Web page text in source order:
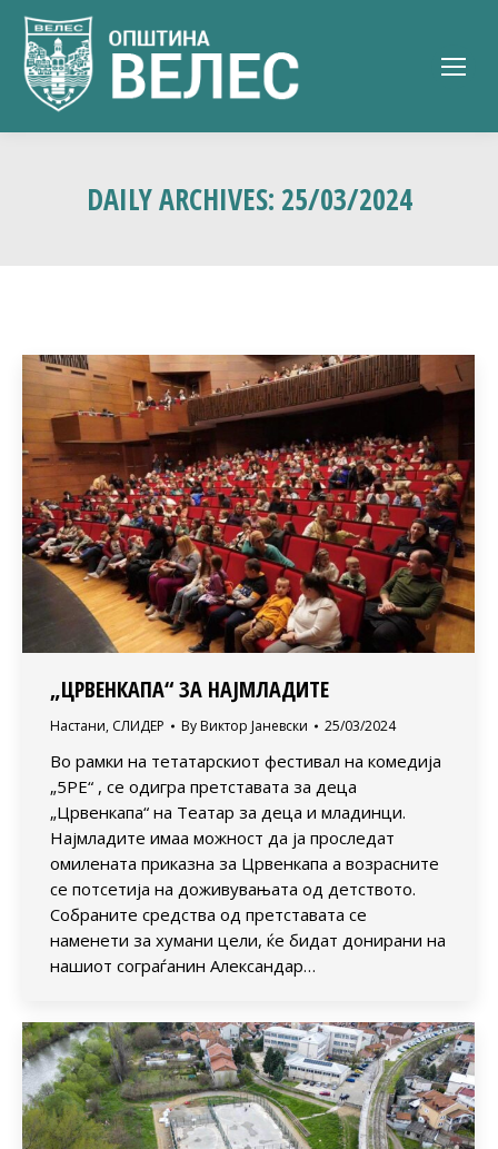
DAILY ARCHIVES: 25/03/2024
„ЦРВЕНКАПА“ ЗА НАЈМЛАДИТЕ
Настани, СЛИДЕР By Виктор Јаневски 25/03/2024
Во рамки на тетатарскиот фестивал на комедија
„5РЕ“ , се одигра претставата за деца
„Црвенкапа“ на Театар за деца и младинци.
Најмладите имаа можност да ја проследат
омилената приказна за Црвенкапа а возрасните
се потсетија на доживувањата од детството.
Собраните средства од претставата се
наменети за хумани цели, ќе бидат донирани на
нашиот сограѓанин Александар…